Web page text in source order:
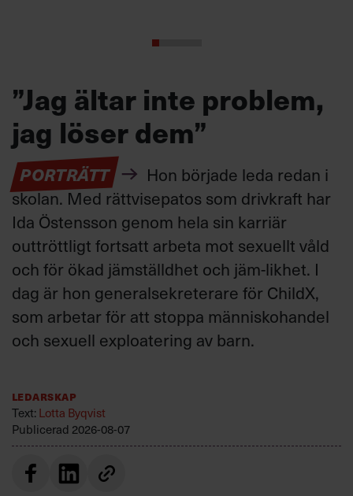
”Jag ältar inte problem,
jag löser dem”
PORTRÄTT
Hon började leda redan i
skolan. Med rättvisepatos som drivkraft har
Ida Östensson genom hela sin karriär
outtröttligt fortsatt arbeta mot sexuellt våld
och för ökad jämställdhet och jäm-likhet. I
dag är hon generalsekreterare för ChildX,
som arbetar för att stoppa människohandel
och sexuell exploatering av barn.
Ledarskap
Text: Lotta Byqvist
Publicerad 2026-08-07